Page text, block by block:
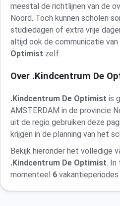
meestal de richtlijnen van de
Noord. Toch kunnen scholen
studiedagen of extra vrije
altijd ook de communicatie van
Optimist zelf.
Over .Kindcentrum De
.Kindcentrum De Optimist is
AMSTERDAM in de provincie
uit de regio gebruiken deze
krijgen in de planning van het
Bekijk hieronder het volledige
.Kindcentrum De Optimist. In
momenteel 6